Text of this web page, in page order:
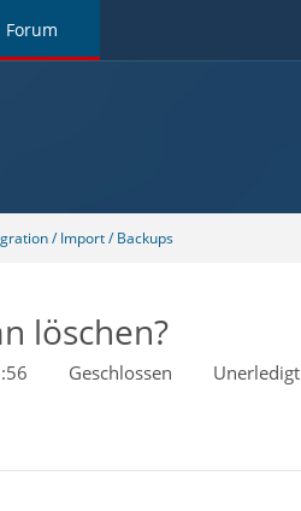
Forum
/ Import / Backups
löschen?
Geschlossen Unerledigt